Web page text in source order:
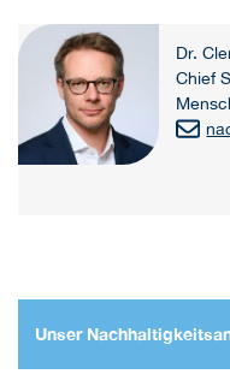
Dr.
Chief
Unser